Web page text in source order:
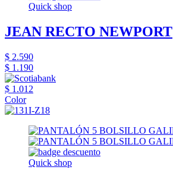
Quick shop
JEAN RECTO NEWPORT
$ 2.590
$ 1.190
$ 1.012
Color
Quick shop